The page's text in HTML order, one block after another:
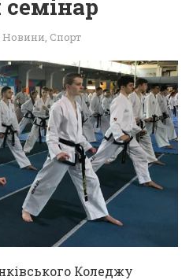
Новини, Спорт
Коледжу